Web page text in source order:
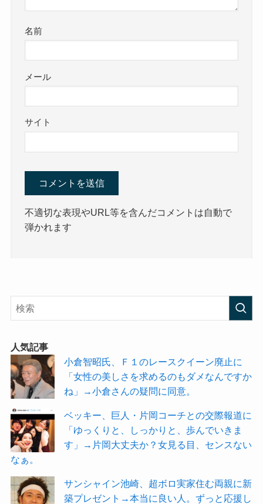
名前
メール
サイト
不適切な表現やURL等を含んだコメントは自動で
弾かれます
人気記事
小倉智昭氏、Ｆ１のレースクイーン廃止に
「女性の美しさを求めるのもダメなんですか
ね」→小倉さんの疑問に同意。
ベッキー、巨人・片岡コーチとの交際報道に
「ゆっくりと、しっかりと、歩んでいきま
す」→片岡大丈夫か？女見る目、センスない
なぁ。
サンシャイン池崎、超ボロ実家住む両親に新
築プレゼント→本当に良い人。ずっと応援し